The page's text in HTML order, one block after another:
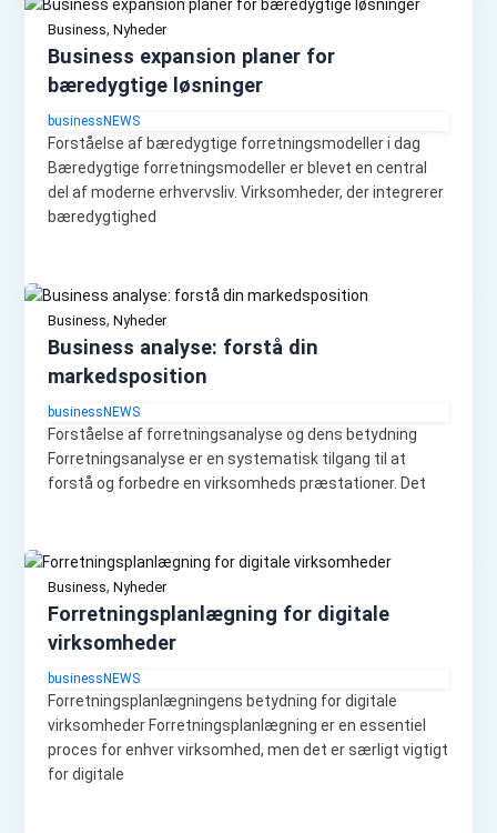
Business, Nyheder
Business expansion planer for
bæredygtige løsninger
businessNEWS
Forståelse af bæredygtige forretningsmodeller i dag
Bæredygtige forretningsmodeller er blevet en central
del af moderne erhvervsliv. Virksomheder, der integrerer
bæredygtighed
Business, Nyheder
Business analyse: forstå din
markedsposition
businessNEWS
Forståelse af forretningsanalyse og dens betydning
Forretningsanalyse er en systematisk tilgang til at
forstå og forbedre en virksomheds præstationer. Det
Business, Nyheder
Forretningsplanlægning for digitale
virksomheder
businessNEWS
Forretningsplanlægningens betydning for digitale
virksomheder Forretningsplanlægning er en essentiel
proces for enhver virksomhed, men det er særligt vigtigt
for digitale